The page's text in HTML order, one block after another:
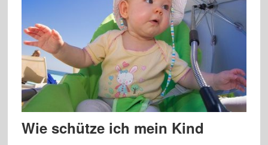
Wie schütze ich mein Kind